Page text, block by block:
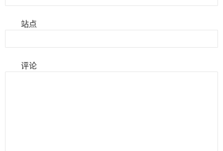
站点
评论